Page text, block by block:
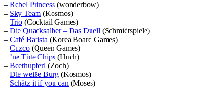
– Rebel Princess (wonderbow)
– Sky Team (Kosmos)
– Trio (Cocktail Games)
– Die Quacksalber – Das Duell (Schmidtspiele)
– Café Barista (Korea Board Games)
– Cuzco (Queen Games)
– ’ne Tüte Chips (Huch)
– Beethupferl (Zoch)
– Die weiße Burg (Kosmos)
– Schätz it if you can (Moses)